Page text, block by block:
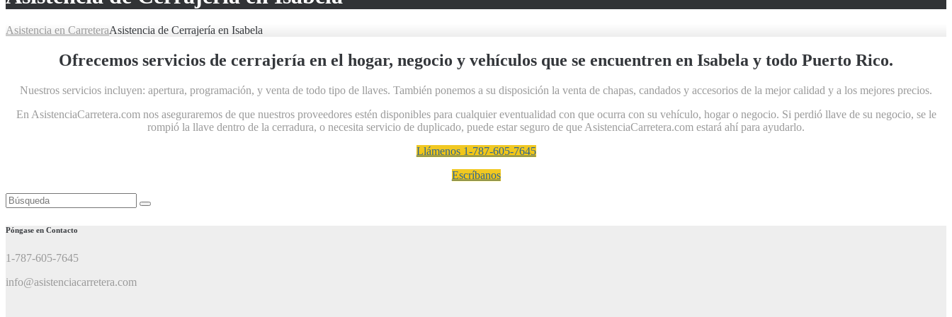
Asistencia en CarreteraAsistencia de Cerrajería en Isabela
Ofrecemos servicios de cerrajería en el hogar, negocio y vehículos que se encuentren en Isabela y todo Puerto Rico.
Nuestros servicios incluyen: apertura, programación, y venta de todo tipo de llaves. También ponemos a su disposición la venta de chapas, candados y accesorios de la mejor calidad y a los mejores precios.
En AsistenciaCarretera.com nos aseguraremos de que nuestros proveedores estén disponibles para cualquier eventualidad con que ocurra con su vehículo, hogar o negocio. Si perdió llave de su negocio, se le
rompió la llave dentro de la cerradura, o necesita servicio de duplicado, puede estar seguro de que AsistenciaCarretera.com estará ahí para ayudarlo.
Llámenos 1-787-605-7645
Escríbanos
Buscar:
Póngase en Contacto
1-787-605-7645
info@asistenciacarretera.com